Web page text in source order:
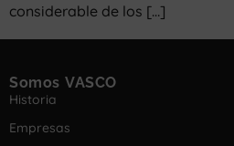
considerable de los […]
Somos VASCO
Historia
Empresas